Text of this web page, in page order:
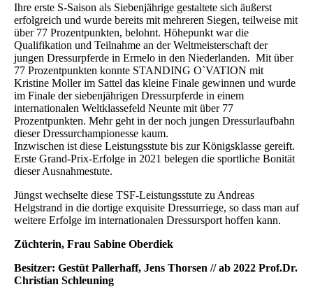
Ihre erste S-Saison als Siebenjährige gestaltete sich äußerst
erfolgreich und wurde bereits mit mehreren Siegen, teilweise mit
über 77 Prozentpunkten, belohnt. Höhepunkt war die
Qualifikation und Teilnahme an der Weltmeisterschaft der
jungen Dressurpferde in Ermelo in den Niederlanden. Mit über
77 Prozentpunkten konnte STANDING O`VATION mit
Kristine Moller im Sattel das kleine Finale gewinnen und wurde
im Finale der siebenjährigen Dressurpferde in einem
internationalen Weltklassefeld Neunte mit über 77
Prozentpunkten. Mehr geht in der noch jungen Dressurlaufbahn
dieser Dressurchampionesse kaum.
Inzwischen ist diese Leistungsstute bis zur Königsklasse gereift.
Erste Grand-Prix-Erfolge in 2021 belegen die sportliche Bonität
dieser Ausnahmestute.
Jüngst wechselte diese TSF-Leistungsstute zu Andreas
Helgstrand in die dortige exquisite Dressurriege, so dass man auf
weitere Erfolge im internationalen Dressursport hoffen kann.
Züchterin, Frau Sabine Oberdiek
Besitzer: Gestüt Pallerhaff, Jens Thorsen // ab 2022 Prof.Dr.
Christian Schleuning